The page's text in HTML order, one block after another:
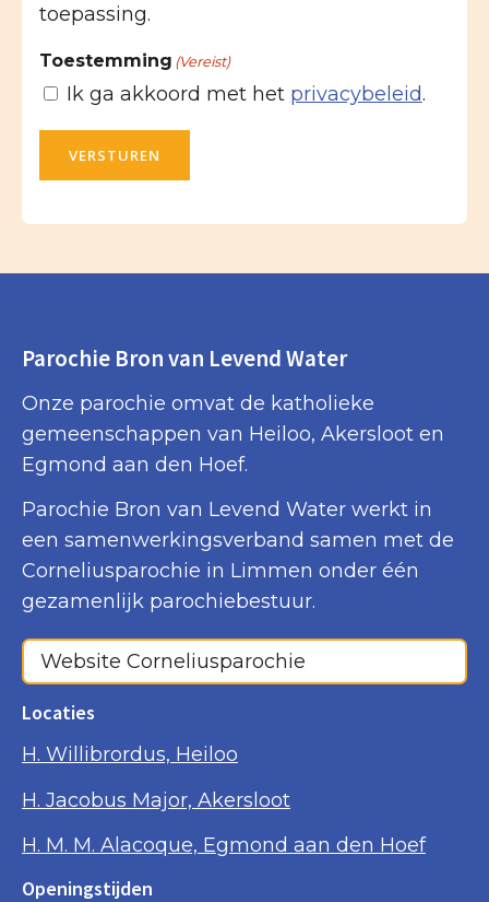
toepassing.
Toestemming (Vereist)
Ik ga akkoord met het privacybeleid.
VERSTUREN
Parochie Bron van Levend Water
Onze parochie omvat de katholieke
gemeenschappen van Heiloo, Akersloot en
Egmond aan den Hoef.
Parochie Bron van Levend Water werkt in
een samenwerkingsverband samen met de
Corneliusparochie in Limmen onder één
gezamenlijk parochiebestuur.
Website Corneliusparochie
Locaties
H. Willibrordus, Heiloo
H. Jacobus Major, Akersloot
H. M. M. Alacoque, Egmond aan den Hoef
Openingstijden